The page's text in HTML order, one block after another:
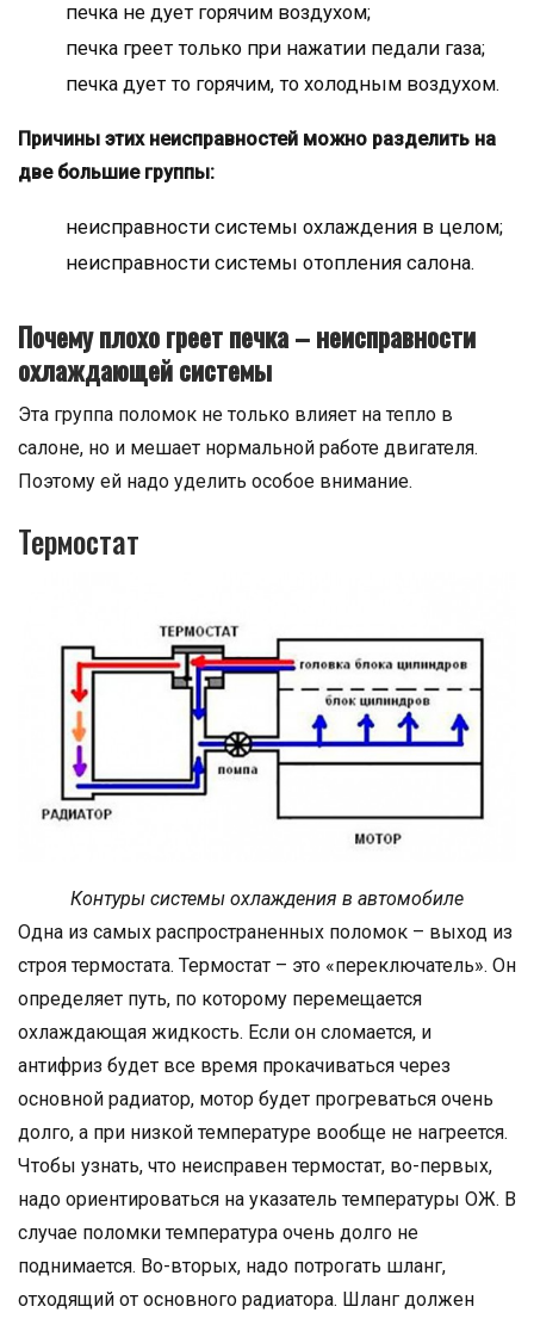
печка не дует горячим воздухом;
печка греет только при нажатии педали газа;
печка дует то горячим, то холодным воздухом.
Причины этих неисправностей можно разделить на
две большие группы:
неисправности системы охлаждения в целом;
неисправности системы отопления салона.
Почему плохо греет печка – неисправности
охлаждающей системы
Эта группа поломок не только влияет на тепло в
салоне, но и мешает нормальной работе двигателя.
Поэтому ей надо уделить особое внимание.
Термостат
Контуры системы охлаждения в автомобиле
Одна из самых распространенных поломок – выход из
строя термостата. Термостат – это «переключатель». Он
определяет путь, по которому перемещается
охлаждающая жидкость. Если он сломается, и
антифриз будет все время прокачиваться через
основной радиатор, мотор будет прогреваться очень
долго, а при низкой температуре вообще не нагреется.
Чтобы узнать, что неисправен термостат, во-первых,
надо ориентироваться на указатель температуры ОЖ. В
случае поломки температура очень долго не
поднимается. Во-вторых, надо потрогать шланг,
отходящий от основного радиатора. Шланг должен